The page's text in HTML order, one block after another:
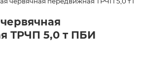
ТРЧП 5,0 т ПБИ